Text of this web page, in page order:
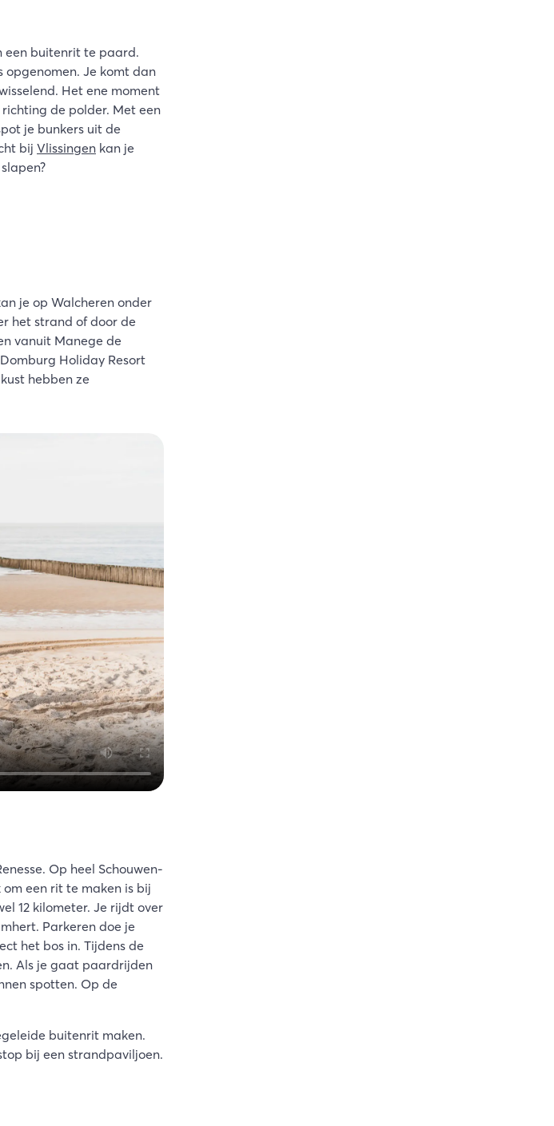
een buitenrit te paard.
opgenomen. Je komt dan
Het ene moment
de polder. Met een
je bunkers uit de
bij Vlissingen kan je
je op Walcheren onder
het strand of door de
vanuit Manege de
Holiday Resort
hebben ze
Op heel Schouwen-
een rit te maken is bij
12 kilometer. Je rijdt over
Parkeren doe je
het bos in. Tijdens de
Als je gaat paardrijden
spotten. Op de
buitenrit maken.
bij een strandpaviljoen.